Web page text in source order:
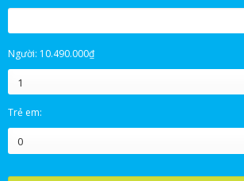
T.HAI T.BA T.TƯ T.NĂM T.SÁU
27
3
Người: Giá
gốc
11.990.000₫.
10.490.000₫Giá
hiện
là:
Trẻ em: